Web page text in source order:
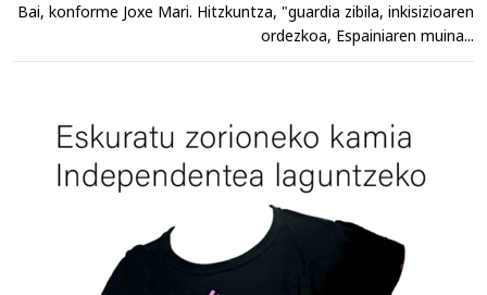
Bai, konforme Joxe Mari. Hitzkuntza, "guardia zibila, inkisizioaren
ordezkoa, Espainiaren muina...